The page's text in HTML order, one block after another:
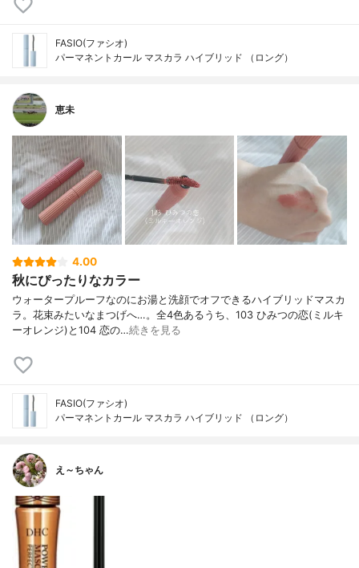
FASIO(ファシオ)
パーマネントカール マスカラ ハイブリッド （ロング）
恵未
4.00
秋にぴったりなカラー
ウォータープルーフなのにお湯と洗顔でオフできるハイブリッドマスカ
ラ。花束みたいなまつげへ…。全4色あるうち、103 ひみつの恋(ミルキ
ーオレンジ)と104 恋の…続きを見る
FASIO(ファシオ)
パーマネントカール マスカラ ハイブリッド （ロング）
え～ちゃん